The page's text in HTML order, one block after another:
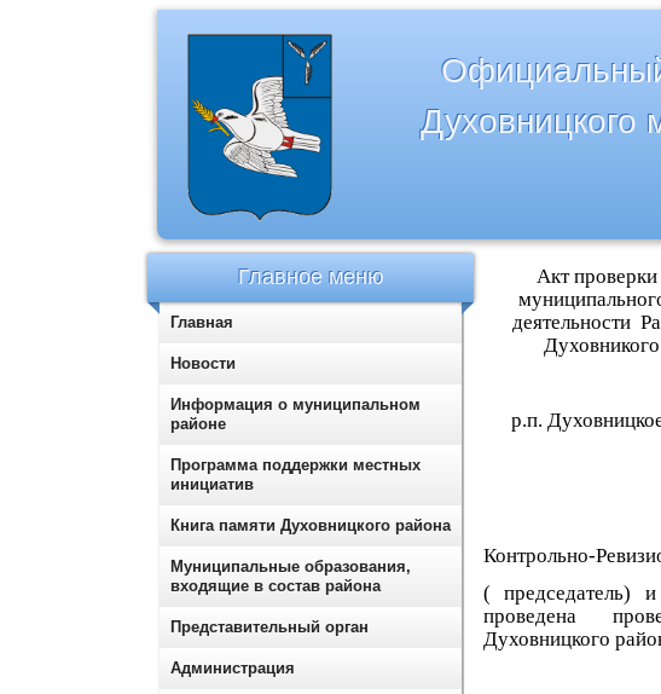
Духовницкого
Акт
деятельности
р.п.
Контрольно-
( председатель)
проведена
Духовницкого
Главное меню
Главная
Новости
Информация о муниципальном
районе
Программа поддержки местных
инициатив
Книга памяти Духовницкого района
Муниципальные образования,
входящие в состав района
Представительный орган
Администрация